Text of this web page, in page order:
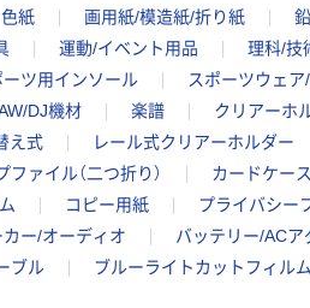
色紙 画用紙/模造紙/折り紙
運動/イベント用品 理科/技
ツ用インソール スポーツウェア
DJ機材 楽譜 クリアーホ
え式 レール式クリアーホルダー
ファイル（二つ折り） カードケース
コピー用紙 プライバシー
ー/オーディオ バッテリー/ACア
ブル ブルーライトカットフィル